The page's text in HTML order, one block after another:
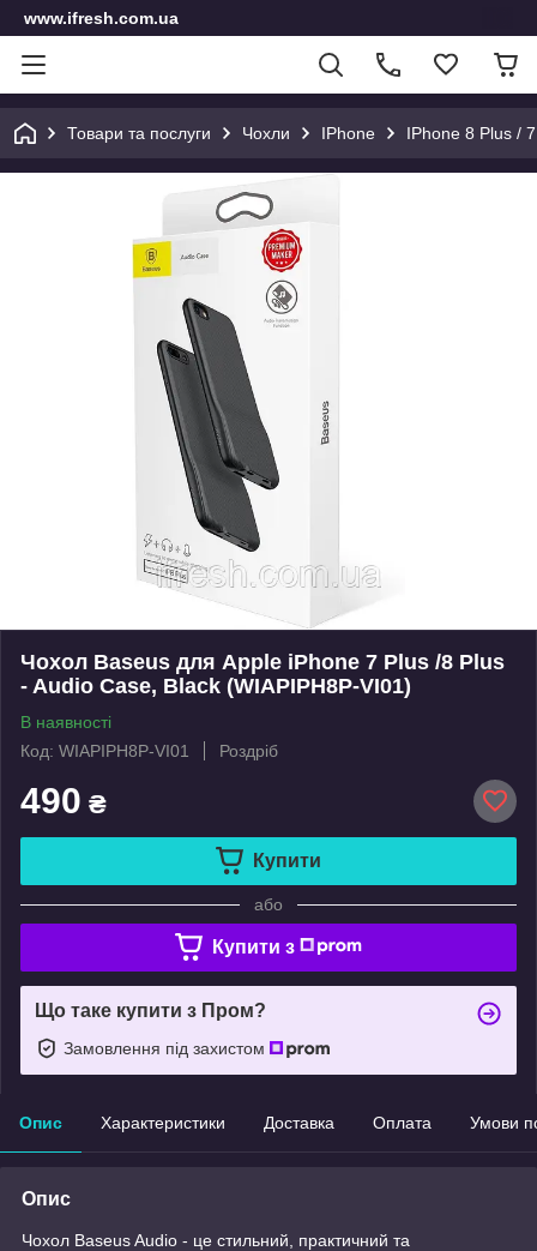
www.ifresh.com.ua
Товари та послуги Чохли IPhone IPhone 8 Plus /
Чохол Baseus для Apple iPhone 7 Plus /8 Plus
- Audio Case, Black (WIAPIPH8P-VI01)
В наявності
Код: WIAPIPH8P-VI01
Роздріб
490 ₴
Купити
або
Купити з
Що таке купити з Пром?
Замовлення під захистом
Опис Характеристики Доставка Оплата Умови
Опис
Чохол Baseus Audio - це стильний, практичний та